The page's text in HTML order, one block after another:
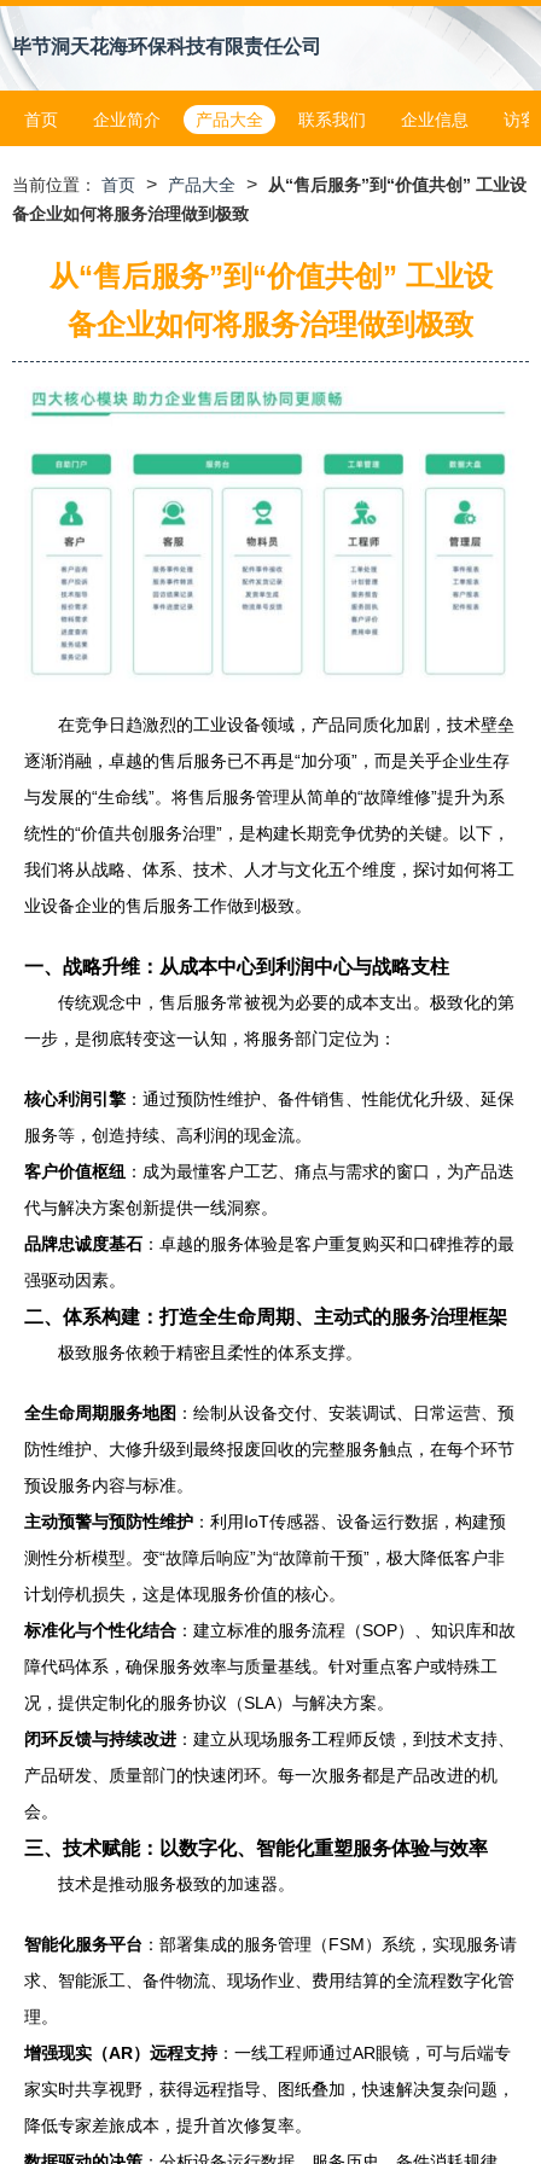
毕节洞天花海环保科技有限责任公司
首页 企业简介 产品大全 联系我们 企业信息 访客
当前位置： 首页 > 产品大全 >
从“售后服务”到“价值共创” 工业设
备企业如何将服务治理做到极致
从“售后服务”到“价值共创” 工业设
备企业如何将服务治理做到极致
在竞争日趋激烈的工业设备领域，产品同质化加剧，技术壁垒
逐渐消融，卓越的售后服务已不再是“加分项”，而是关乎企业生存
与发展的“生命线”。将售后服务管理从简单的“故障维修”提升为系
统性的“价值共创服务治理”，是构建长期竞争优势的关键。以下，
我们将从战略、体系、技术、人才与文化五个维度，探讨如何将工
业设备企业的售后服务工作做到极致。
一、战略升维：从成本中心到利润中心与战略支柱
传统观念中，售后服务常被视为必要的成本支出。极致化的第
一步，是彻底转变这一认知，将服务部门定位为：
核心利润引擎 ：通过预防性维护、备件销售、性能优化升级、延保
服务等，创造持续、高利润的现金流。
客户价值枢纽 ：成为最懂客户工艺、痛点与需求的窗口，为产品迭
代与解决方案创新提供一线洞察。
品牌忠诚度基石 ：卓越的服务体验是客户重复购买和口碑推荐的最
强驱动因素。
二、体系构建：打造全生命周期、主动式的服务治理框架
极致服务依赖于精密且柔性的体系支撑。
全生命周期服务地图 ：绘制从设备交付、安装调试、日常运营、预
防性维护、大修升级到最终报废回收的完整服务触点，在每个环节
预设服务内容与标准。
主动预警与预防性维护 ：利用IoT传感器、设备运行数据，构建预
测性分析模型。变“故障后响应”为“故障前干预”，极大降低客户非
计划停机损失，这是体现服务价值的核心。
标准化与个性化结合 ：建立标准的服务流程（SOP）、知识库和故
障代码体系，确保服务效率与质量基线。针对重点客户或特殊工
况，提供定制化的服务协议（SLA）与解决方案。
闭环反馈与持续改进 ：建立从现场服务工程师反馈，到技术支持、
产品研发、质量部门的快速闭环。每一次服务都是产品改进的机
会。
三、技术赋能：以数字化、智能化重塑服务体验与效率
技术是推动服务极致的加速器。
智能化服务平台 ：部署集成的服务管理（FSM）系统，实现服务请
求、智能派工、备件物流、现场作业、费用结算的全流程数字化管
理。
增强现实（AR）远程支持：一线工程师通过AR眼镜，可与后端专
家实时共享视野，获得远程指导、图纸叠加，快速解决复杂问题，
降低专家差旅成本，提升首次修复率。